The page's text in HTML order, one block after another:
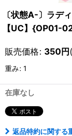
〔状態A-〕ラデ
【UC】{OP01-
販売価格: 350円
重み: 1
在庫なし
返品特約に関する